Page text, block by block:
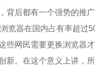
背后都有一个强势的推
览器在国内占有率超过
些网民需要更换浏览器
新。在这个意义上讲，